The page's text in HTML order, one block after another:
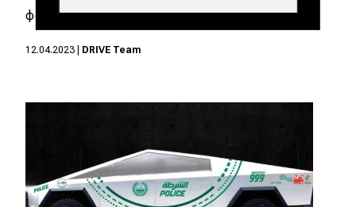
φανταστούμε ότι…
12.04.2023 DRIVE Team